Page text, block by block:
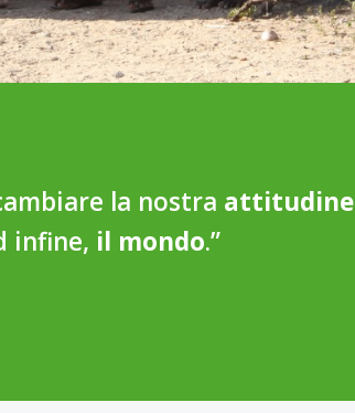
la nostra attitudine
infine, il mondo.”